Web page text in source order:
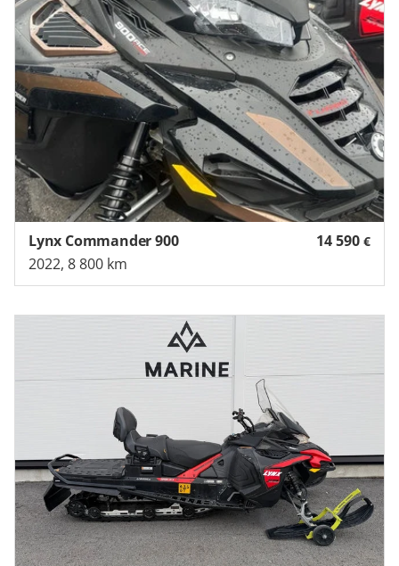
14 590 €
Lynx Commander 900
2022, 8 800 km